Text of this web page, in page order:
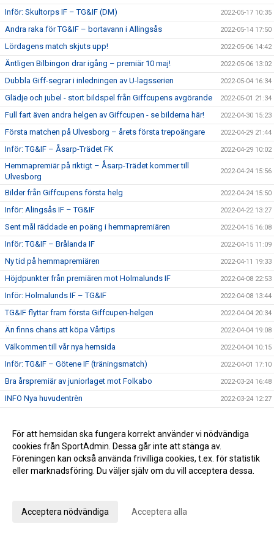
Inför: Skultorps IF – TG&IF (DM) 2022-05-17 10:35
Andra raka för TG&IF – bortavann i Allingsås 2022-05-14 17:50
Lördagens match skjuts upp! 2022-05-06 14:42
Äntligen Bilbingon drar igång – premiär 10 maj! 2022-05-06 13:02
Dubbla Giff-segrar i inledningen av U-lagsserien 2022-05-04 16:34
Glädje och jubel - stort bildspel från Giffcupens avgörande 2022-05-01 21:34
Full fart även andra helgen av Giffcupen - se bilderna här! 2022-04-30 15:23
Första matchen på Ulvesborg – årets första trepoängare 2022-04-29 21:44
Inför: TG&IF – Åsarp-Trädet FK 2022-04-29 10:02
Hemmapremiär på riktigt – Åsarp-Trädet kommer till
Ulvesborg
2022-04-24 15:56
Bilder från Giffcupens första helg 2022-04-24 15:50
Inför: Alingsås IF – TG&IF 2022-04-22 13:27
Sent mål räddade en poäng i hemmapremiären 2022-04-15 16:08
Inför: TG&IF – Brålanda IF 2022-04-15 11:09
Ny tid på hemmapremiären 2022-04-11 19:33
Höjdpunkter från premiären mot Holmalunds IF 2022-04-08 22:53
Inför: Holmalunds IF – TG&IF 2022-04-08 13:44
TG&IF flyttar fram första Giffcupen-helgen 2022-04-04 20:34
Än finns chans att köpa Vårtips 2022-04-04 19:08
Välkommen till vår nya hemsida 2022-04-04 10:15
Inför: TG&IF – Götene IF (träningsmatch) 2022-04-01 17:10
Bra årspremiär av juniorlaget mot Folkabo 2022-03-24 16:48
INFO Nya huvudentrèn 2022-03-24 12:27
Inför: Husqvarna FF – TG&IF 2022-03-12 10:50
Inför: TG&IF – IK Gauthiod (träningsmatch) 2022-03-05 07:33
Inför: TG&IF – Vänersborgs FK (träningsmatch) 2022-02-25 20:12
Utprovning kläder Ulvesborg
För att hemsidan ska fungera korrekt använder vi nödvändiga
cookies från SportAdmin. Dessa går inte att stänga av.
Föreningen kan också använda frivilliga cookies, t.ex. för statistik
eller marknadsföring. Du väljer själv om du vill acceptera dessa.
Acceptera nödvändiga Acceptera alla